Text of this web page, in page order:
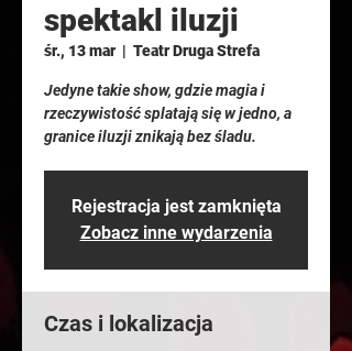
spektakl iluzji
śr., 13 mar
  |
Teatr Druga Strefa
Jedyne takie show, gdzie magia i
rzeczywistość splatają się w jedno, a
granice iluzji znikają bez śladu.
Rejestracja jest zamknięta
Zobacz inne wydarzenia
Czas i lokalizacja